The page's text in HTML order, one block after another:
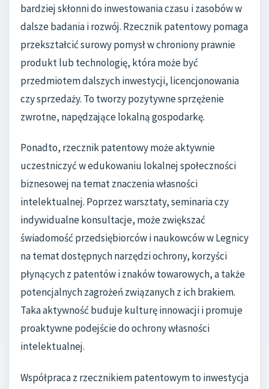
bardziej skłonni do inwestowania czasu i zasobów w
dalsze badania i rozwój. Rzecznik patentowy pomaga
przekształcić surowy pomysł w chroniony prawnie
produkt lub technologię, która może być
przedmiotem dalszych inwestycji, licencjonowania
czy sprzedaży. To tworzy pozytywne sprzężenie
zwrotne, napędzające lokalną gospodarkę.
Ponadto, rzecznik patentowy może aktywnie
uczestniczyć w edukowaniu lokalnej społeczności
biznesowej na temat znaczenia własności
intelektualnej. Poprzez warsztaty, seminaria czy
indywidualne konsultacje, może zwiększać
świadomość przedsiębiorców i naukowców w Legnicy
na temat dostępnych narzędzi ochrony, korzyści
płynących z patentów i znaków towarowych, a także
potencjalnych zagrożeń związanych z ich brakiem.
Taka aktywność buduje kulturę innowacji i promuje
proaktywne podejście do ochrony własności
intelektualnej.
Współpraca z rzecznikiem patentowym to inwestycja